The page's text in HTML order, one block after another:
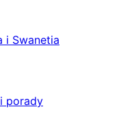
i Swanetia
porady